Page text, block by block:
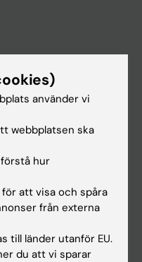
använder vi
webbplatsen ska
hur
för att visa och spåra
från externa
till länder utanför EU.
du att vi sparar